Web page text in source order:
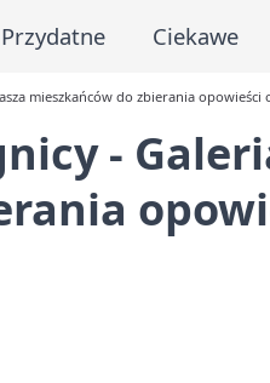
Przydatne Ciekawe
mieszkańców do zbierania opowieści
-